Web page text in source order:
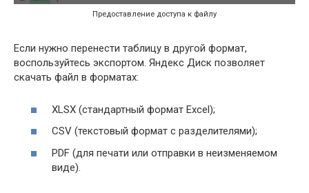
Предоставление доступа к файлу
Если нужно перенести таблицу в другой формат,
воспользуйтесь экспортом. Яндекс Диск позволяет
скачать файл в форматах:
XLSX (стандартный формат Excel);
CSV (текстовый формат с разделителями);
PDF (для печати или отправки в неизменяемом
виде).